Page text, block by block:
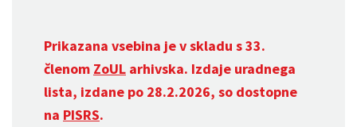
Prikazana vsebina je v skladu s 33.
členom ZoUL arhivska. Izdaje uradnega
lista, izdane po 28.2.2026, so dostopne
na PISRS.